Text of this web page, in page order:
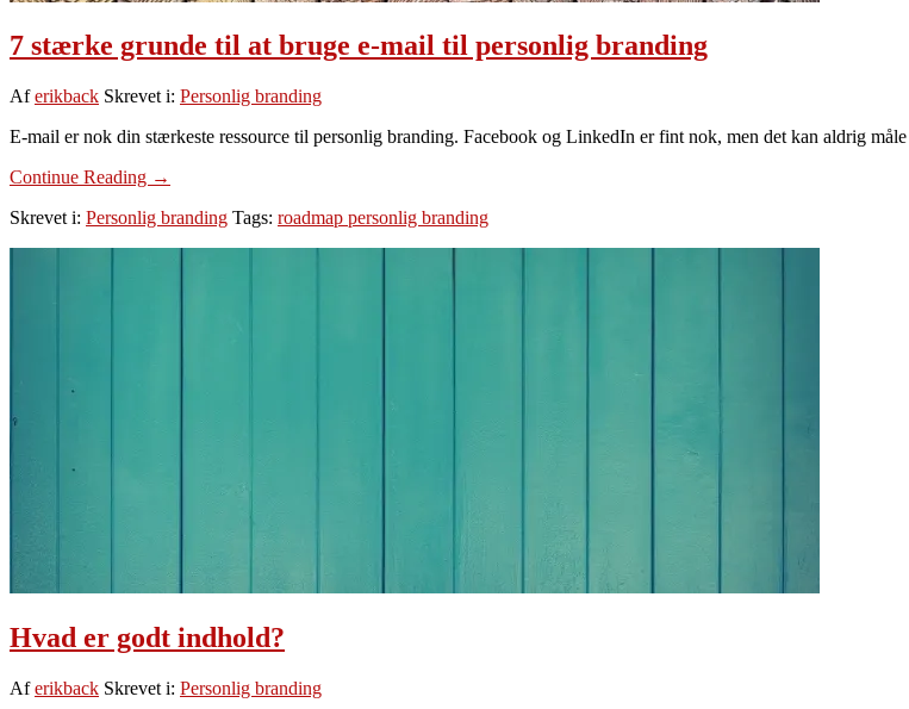
7 stærke grunde til at bruge e-mail til personlig branding
Aferikback Skrevet i: Personlig branding
E-mail er nok din stærkeste ressource til personlig branding. Facebook og LinkedIn er fint nok, men det kan aldrig
Continue Reading om
stærke
→
Skrevet i: Personlig branding Tags: roadmap personlig branding
Hvad er godt indhold?
Aferikback Skrevet i: Personlig branding